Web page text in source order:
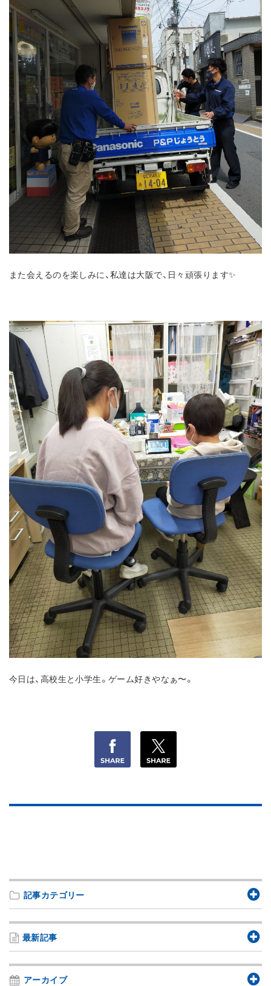
また会えるのを楽しみに、私達は大阪で、日々頑張ります✨
今日は、高校生と小学生。ゲーム好きやなぁ〜。
記事カテゴリー
最新記事
アーカイブ